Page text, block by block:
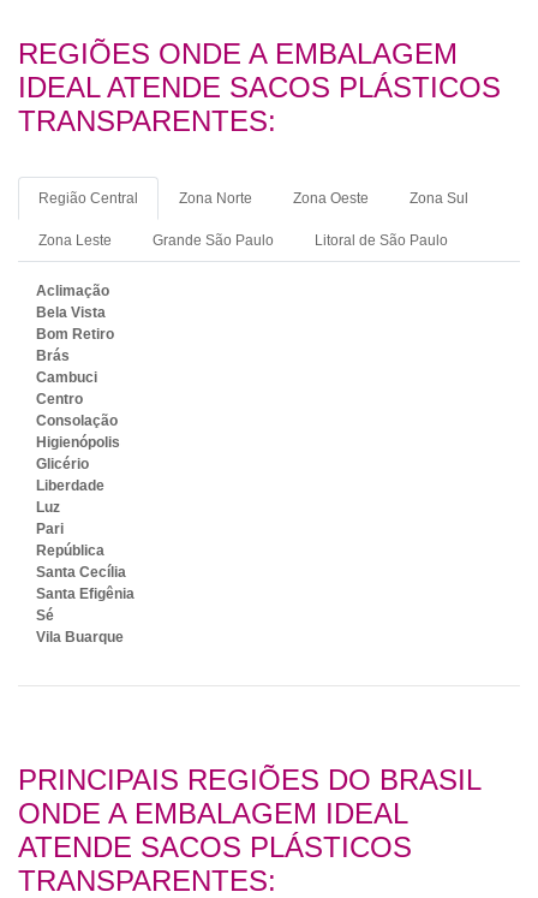
REGIÕES ONDE A EMBALAGEM
IDEAL ATENDE SACOS PLÁSTICOS
TRANSPARENTES:
Região Central Zona Norte Zona Oeste Zona Sul
Zona Leste Grande São Paulo Litoral de São Paulo
Aclimação
Bela Vista
Bom Retiro
Brás
Cambuci
Centro
Consolação
Higienópolis
Glicério
Liberdade
Luz
Pari
República
Santa Cecília
Santa Efigênia
Sé
Vila Buarque
PRINCIPAIS REGIÕES DO BRASIL
ONDE A EMBALAGEM IDEAL
ATENDE SACOS PLÁSTICOS
TRANSPARENTES: